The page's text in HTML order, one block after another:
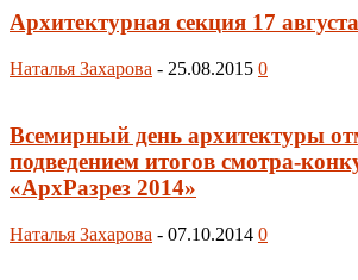
Архитектурная секция 17
Наталья Захарова - 25.08.2015 0
Всемирный день архитектуры
подведением итогов смотра-
«АрхРазрез 2014»
Наталья Захарова - 07.10.2014 0